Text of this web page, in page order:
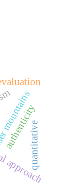
quantitative
authenticity